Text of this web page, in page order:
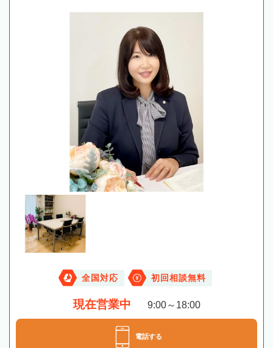
全国対応 初回相談無料
現在営業中 9:00～18:00
電話する